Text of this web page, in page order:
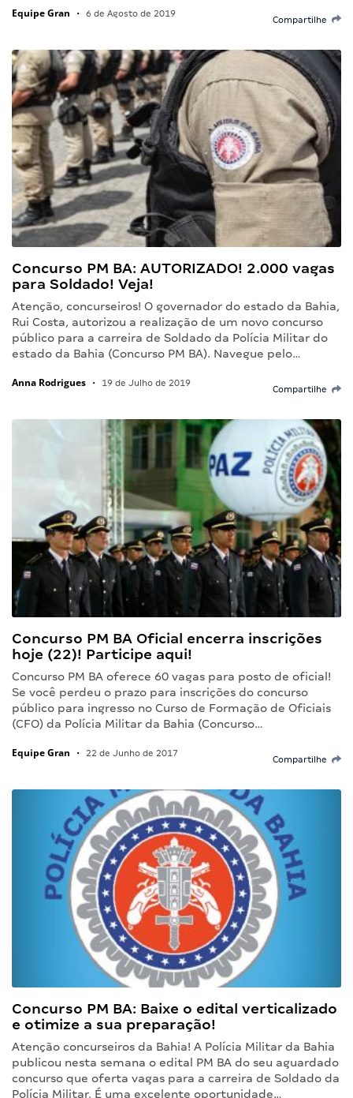
Equipe Gran • 6 de Agosto de 2019
Compartilhe
Concurso PM BA: AUTORIZADO! 2.000 vagas
para Soldado! Veja!
Atenção, concurseiros! O governador do estado da Bahia,
Rui Costa, autorizou a realização de um novo concurso
público para a carreira de Soldado da Polícia Militar do
estado da Bahia (Concurso PM BA). Navegue pelo…
Anna Rodrigues • 19 de Julho de 2019
Compartilhe
Concurso PM BA Oficial encerra inscrições
hoje (22)! Participe aqui!
Concurso PM BA oferece 60 vagas para posto de oficial!
Se você perdeu o prazo para inscrições do concurso
público para ingresso no Curso de Formação de Oficiais
(CFO) da Polícia Militar da Bahia (Concurso…
Equipe Gran • 22 de Junho de 2017
Compartilhe
Concurso PM BA: Baixe o edital verticalizado
e otimize a sua preparação!
Atenção concurseiros da Bahia! A Polícia Militar da Bahia
publicou nesta semana o edital PM BA do seu aguardado
concurso que oferta vagas para a carreira de Soldado da
Polícia Militar. É uma excelente oportunidade…